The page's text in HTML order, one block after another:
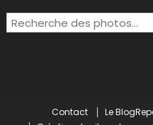
Contact Le